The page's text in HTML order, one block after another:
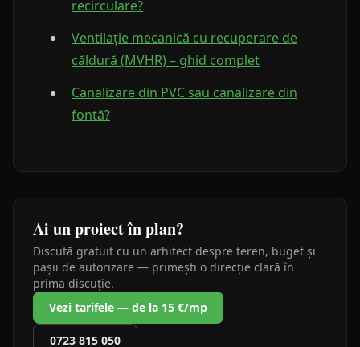
recirculare?
Ventilație mecanică cu recuperare de
căldură (MVHR) – ghid complet
Canalizare din PVC sau canalizare din
fontă?
Ai un proiect în plan?
Discută gratuit cu un arhitect despre teren, buget și
pașii de autorizare — primești o direcție clară în
prima discuție.
Vezi tarifele — de la 15 €/mp
0723 815 050